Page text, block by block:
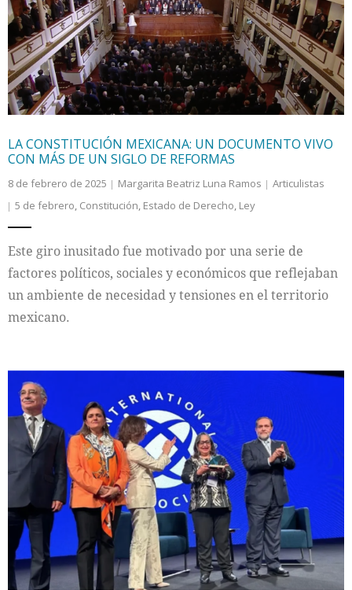
LA CONSTITUCIÓN MEXICANA: UN DOCUMENTO VIVO
CON MÁS DE UN SIGLO DE REFORMAS
8 de febrero de 2025 Margarita Beatriz Luna Ramos
Articulistas
5 de febrero, Constitución, Estado de Derecho, Ley
Este giro inusitado fue motivado por una serie de
factores políticos, sociales y económicos que reflejaban
un ambiente de necesidad y tensiones en el territorio
mexicano.